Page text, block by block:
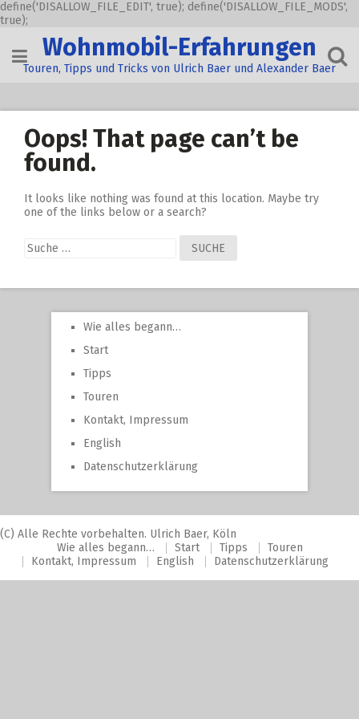
define('DISALLOW_FILE_EDIT', true); define('DISALLOW_FILE_MODS',
true);
content
Wohnmobil-Erfahrungen
Touren, Tipps und Tricks von Ulrich Baer und Alexander Baer
Oops! That page can’t be
found.
It looks like nothing was found at this location. Maybe try
one of the links below or a search?
Suche
nach:
Wie alles begann…
Start
Tipps
Touren
Kontakt, Impressum
English
Datenschutzerklärung
(C) Alle Rechte vorbehalten. Ulrich Baer, Köln
Wie alles begann…
Start Tipps
Touren
Kontakt, Impressum
English Datenschutzerklärung